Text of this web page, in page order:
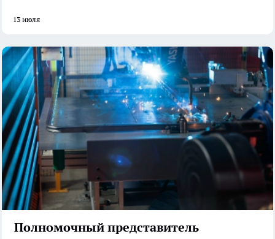
13 июля
Полномочный представитель